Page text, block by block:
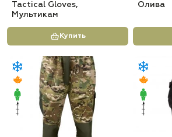
Tactical Gloves,
Мультикам
Купить
Олива